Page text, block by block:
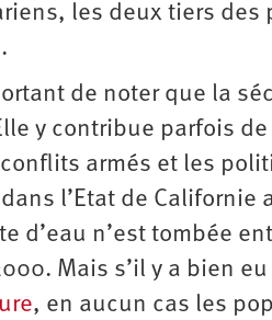
les deux tiers des
de noter que la
y contribue parfois
armés et les
l’Etat de Californie
d’eau n’est tombée
Mais s’il y a bien
, en aucun cas les